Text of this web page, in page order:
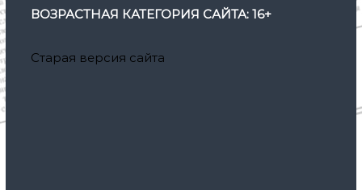
ВОЗРАСТНАЯ КАТЕГОРИЯ САЙТА: 16+
Старая версия сайта